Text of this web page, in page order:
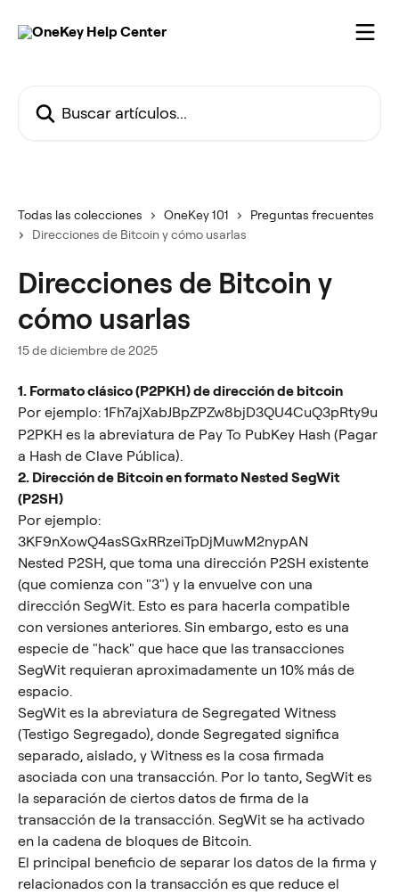
Todas las colecciones OneKey 101
Preguntas frecuentes
Direcciones de Bitcoin y cómo usarlas
Direcciones de Bitcoin y
cómo usarlas
15 de diciembre de 2025
1. Formato clásico (P2PKH) de dirección de bitcoin
Por ejemplo: 1Fh7ajXabJBpZPZw8bjD3QU4CuQ3pRty9u
P2PKH es la abreviatura de Pay To PubKey Hash (Pagar
a Hash de Clave Pública).
2. Dirección de Bitcoin en formato Nested SegWit
(P2SH)
Por ejemplo:
3KF9nXowQ4asSGxRRzeiTpDjMuwM2nypAN
Nested P2SH, que toma una dirección P2SH existente
(que comienza con "3") y la envuelve con una
dirección SegWit. Esto es para hacerla compatible
con versiones anteriores. Sin embargo, esto es una
especie de "hack" que hace que las transacciones
SegWit requieran aproximadamente un 10% más de
espacio.
SegWit es la abreviatura de Segregated Witness
(Testigo Segregado), donde Segregated significa
separado, aislado, y Witness es la cosa firmada
asociada con una transacción. Por lo tanto, SegWit es
la separación de ciertos datos de firma de la
transacción de la transacción. SegWit se ha activado
en la cadena de bloques de Bitcoin.
El principal beneficio de separar los datos de la firma y
relacionados con la transacción es que reduce el